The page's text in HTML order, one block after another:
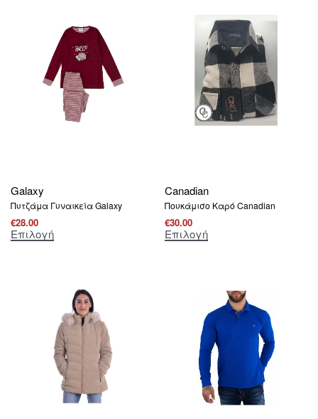
Galaxy
Πυτζάμα Γυναικεία Galaxy
€28.00
Επιλογή
Canadian
Πουκάμισο Καρό Canadian
€30.00
Επιλογή